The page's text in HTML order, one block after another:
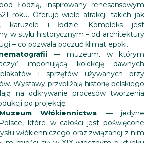
Łodzią, inspirowany renesansowym
roku. Oferuje wiele atrakcji takich jak
karuzele i łodzie. Kompleks jest
w stylu historycznym – od architektury
– co pozwala poczuć klimat epoki.
— muzeum, w którym
imponującą kolekcję dawnych
i sprzętów używanych przy
Wystawy przybliżają historię polskiego
na odkrywanie procesów tworzenia
po projekcję.
Włókiennictwa — jedyne
które w całości jest poświęcone
włókienniczego oraz związanej z nim